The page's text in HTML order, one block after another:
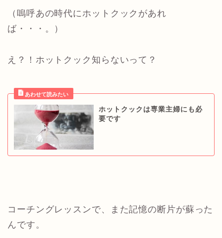
（嗚呼あの時代にホットクックがあれ
ば・・・。）
え？！ホットクック知らないって？
ホットクックは専業主婦にも必
要です
コーチングレッスンで、また記憶の断片が蘇った
んです。